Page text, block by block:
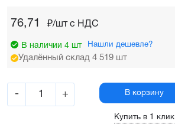
76,71 ₽/шт c НДС
В наличии 4 шт Нашли дешевле?
Удалённый склад 4 519 шт
- + В корзину
Купить в 1 клик